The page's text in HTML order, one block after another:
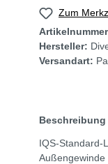
Zum
Hersteller:
Versandart:
Beschreibung
IQS-Standard-